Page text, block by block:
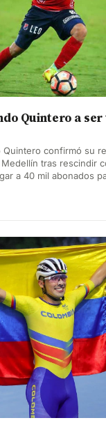
Quintero a
Quintero confirmó su
tras rescindir
a 40 mil abonados